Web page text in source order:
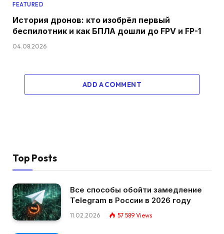
FEATURED
История дронов: кто изобрёл первый
беспилотник и как БПЛА дошли до FPV и FP-1
04.08.2026
ADD A COMMENT
Top Posts
Все способы обойти замедление
Telegram в России в 2026 году
11.02.2026 57 589 Views